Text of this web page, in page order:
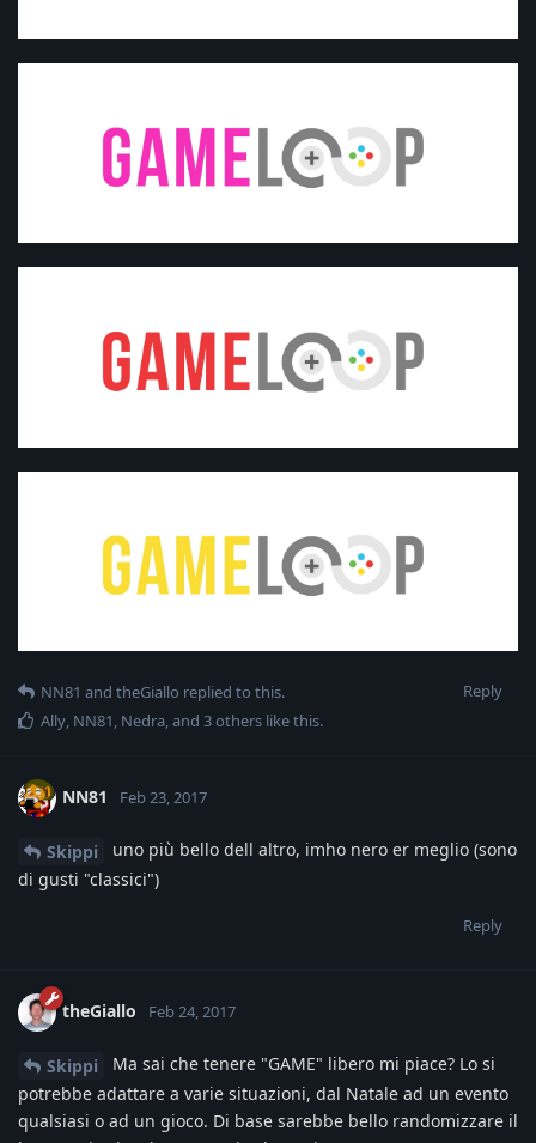
Reply
NN81 and theGiallo replied to this.
Ally, NN81, Nedra, and 3others like this.
NN81 Feb 23, 2017
Skippi
uno più bello dell altro, imho nero er meglio (sono
di gusti "classici")
Reply
theGiallo Feb 24, 2017
Skippi
Ma sai che tenere "GAME" libero mi piace? Lo si
potrebbe adattare a varie situazioni, dal Natale ad un evento
qualsiasi o ad un gioco. Di base sarebbe bello randomizzare il